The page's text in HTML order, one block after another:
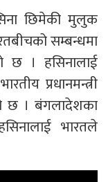
छिमेकी मुलुक
सम्बन्धमा
छ । हसिनालाई
प्रधानमन्त्री
छ । बंगलादेशका
भारतले